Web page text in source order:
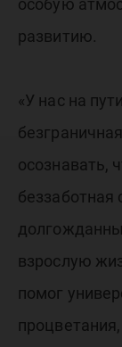
особую
развитию.
«У нас на
осознавать,
беззаботная
взрослую
помог